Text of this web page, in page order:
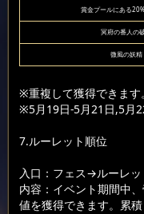
賞金プールにある
冥府の番人の
微風の妖精
※重複して獲得できます。
※5月19日-5月21日,5月
7.ルーレット順位
入口：フェス→ルーレッ
内容：イベント期間中
値を獲得できます。累